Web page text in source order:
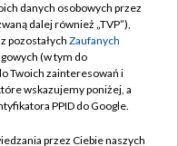
danych osobowych przez
dalej również „TVP”),
pozostałych Zaufanych
(w tym do
Twoich zainteresowań i
wskazujemy poniżej, a
PPID do Google.
przez Ciebie naszych